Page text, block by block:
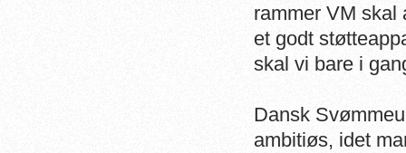
rammer VM
et godt
skal vi bare i
Dansk
ambitiøs, idet